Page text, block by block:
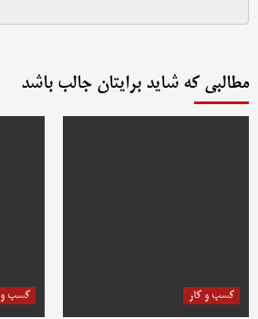
مطالبی که شاید برایتان جالب باشد
کسب و کار کسب و